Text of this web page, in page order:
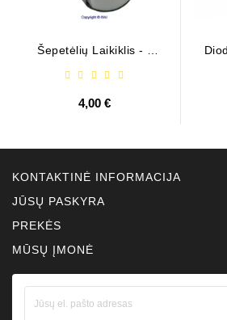
Šepetėlių Laikiklis - /
4,00 €
KONTAKTINĖ INFORMACIJA
JŪSŲ PASKYRA
PREKĖS
MŪSŲ ĮMONĖ